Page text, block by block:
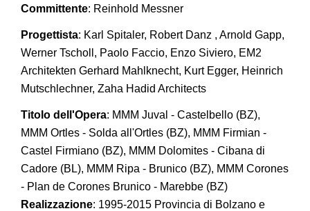
Committente: Reinhold Messner
Progettista: Karl Spitaler, Robert Danz , Arnold Gapp,
Werner Tscholl, Paolo Faccio, Enzo Siviero, EM2
Architekten Gerhard Mahlknecht, Kurt Egger, Heinrich
Mutschlechner, Zaha Hadid Architects
Titolo dell'Opera: MMM Juval - Castelbello (BZ),
MMM Ortles - Solda all'Ortles (BZ), MMM Firmian -
Castel Firmiano (BZ), MMM Dolomites - Cibana di
Cadore (BL), MMM Ripa - Brunico (BZ), MMM Corones
- Plan de Corones Brunico - Marebbe (BZ)
Realizzazione: 1995-2015 Provincia di Bolzano e